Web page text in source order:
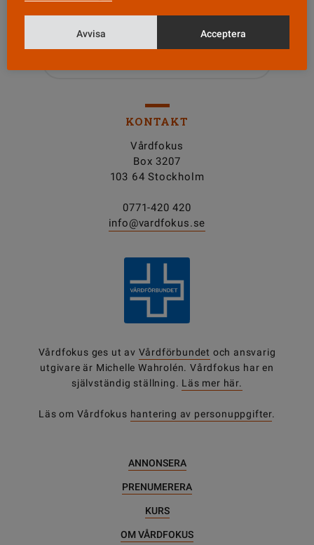
Nyhetsbrev
KONTAKT
Vårdfokus
Box 3207
103 64 Stockholm
0771-420 420
info@vardfokus.se
Vårdfokus ges ut av Vårdförbundet och ansvarig
utgivare är Michelle Wahrolén. Vårdfokus har en
självständig ställning. Läs mer här.
Läs om Vårdfokus hantering av personuppgifter.
ANNONSERA
PRENUMERERA
KURS
OM VÅRDFOKUS
Avvisa Acceptera